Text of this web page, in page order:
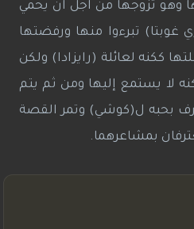
وهو تزوجها من اجل ان يحمي
غوبتا) تبرءوا منها ورفضتها
ككنه لعائلة (رايزادا) ولكن
لا يستمع إليها ومن ثم يتم
بحبه ل(كوشي) وتمر القصة
بمشاعرهما.